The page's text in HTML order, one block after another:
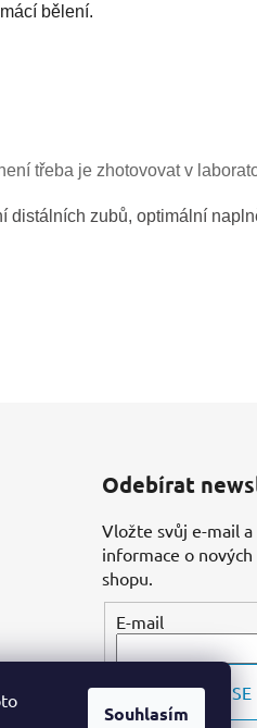
Souhlasím
bělení.
třeba je zhotovovat v
distálních zubů, optimální
Odebírat
Vložte svůj e-mail
informace o
shopu.
E-mail
PŘIHLÁSIT SE